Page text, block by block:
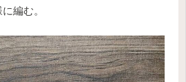
編む。